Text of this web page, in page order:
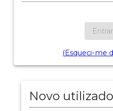
Entrar
(Esqueci-me
Novo